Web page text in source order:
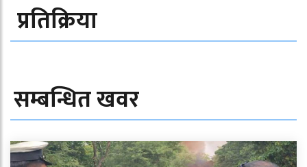
प्रतिक्रिया
सम्बन्धित खवर